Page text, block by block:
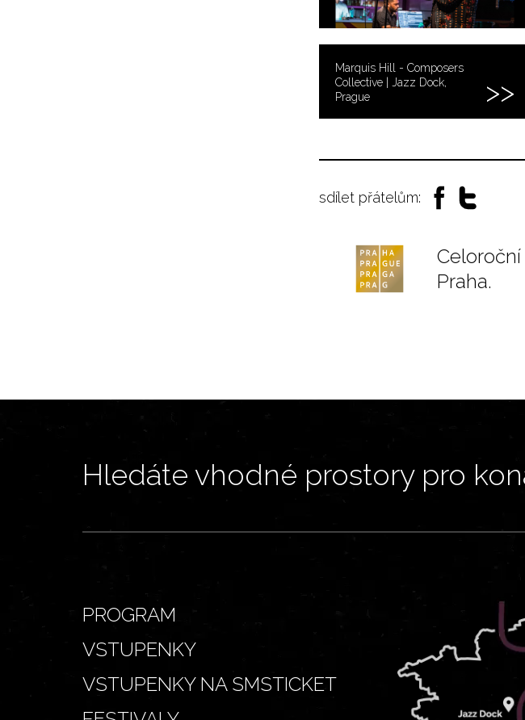
Marquis Hill - Composers
Collective | Jazz Dock,
Prague
sdílet přátelům:
Praha.
Hledáte vhodné prostory pro
PROGRAM
VSTUPENKY
VSTUPENKY NA SMSTICKET